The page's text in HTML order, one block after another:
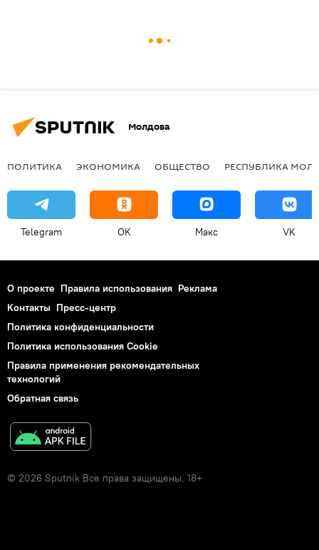
Молдова
ПОЛИТИКА ЭКОНОМИКА ОБЩЕСТВО РЕСПУБЛИКА
Telegram OK Макс VK
О проекте Правила использования Реклама
Контакты Пресс-центр
Политика конфиденциальности
Политика использования Cookie
Правила применения рекомендательных
технологий
Обратная связь
© 2026 Sputnik Все права защищены. 18+